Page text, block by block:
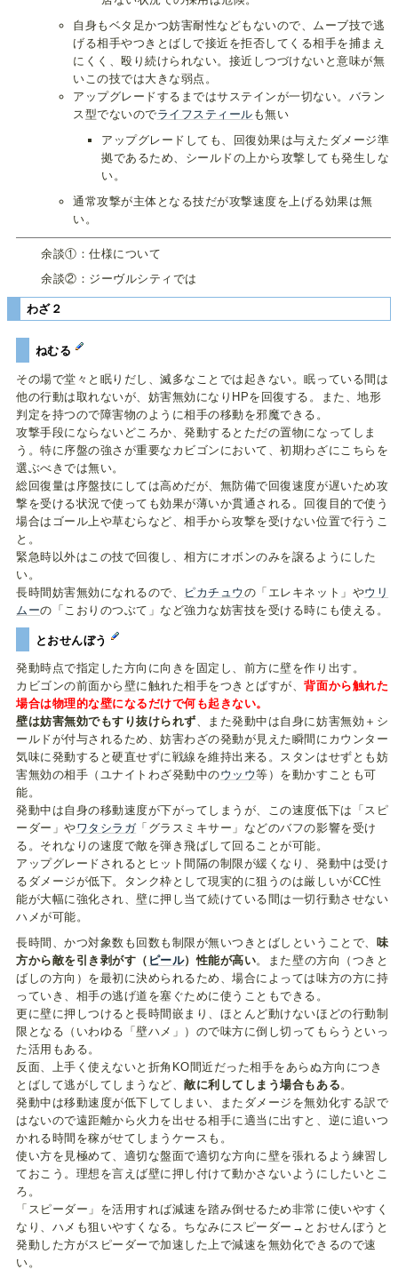
自身もベタ足かつ妨害耐性などもないので、ムーブ技で逃
げる相手やつきとばしで接近を拒否してくる相手を捕まえ
にくく、殴り続けられない。接近しつづけないと意味が無
いこの技では大きな弱点。
アップグレードするまではサステインが一切ない。バラン
ス型でないのでライフスティール も無い
アップグレードしても、回復効果は与えたダメージ準
拠であるため、シールドの上から攻撃しても発生しな
い。
通常攻撃が主体となる技だが攻撃速度を上げる効果は無
い。
余談①：仕様について
余談②：ジーヴルシティでは
わざ２
ねむる
その場で堂々と眠りだし、滅多なことでは起きない。眠っている間は
他の行動は取れないが、妨害無効になりHPを回復する。また、地形
判定を持つので障害物のように相手の移動を邪魔できる。
攻撃手段にならないどころか、発動するとただの置物になってしま
う。特に序盤の強さが重要なカビゴンにおいて、初期わざにこちらを
選ぶべきでは無い。
総回復量は序盤技にしては高めだが、無防備で回復速度が遅いため攻
撃を受ける状況で使っても効果が薄いか貫通される。回復目的で使う
場合はゴール上や草むらなど、相手から攻撃を受けない位置で行うこ
と。
緊急時以外はこの技で回復し、相方にオボンのみを譲るようにした
い。
長時間妨害無効になれるので、
ピカチュウ の「エレキネット」やウリ
ムーの「こおりのつぶて」など強力な妨害技を受ける時にも使える。
とおせんぼう
発動時点で指定した方向に向きを固定し、前方に壁を作り出す。
カビゴンの前面から壁に触れた相手をつきとばすが、背面から触れた
場合は物理的な壁になるだけで何も起きない。
壁は妨害無効でもすり抜けられず、また発動中は自身に妨害無効＋シ
ールドが付与されるため、妨害わざの発動が見えた瞬間にカウンター
気味に発動すると硬直せずに戦線を維持出来る。スタンはせずとも妨
害無効の相手（ユナイトわざ発動中のウッウ等）を動かすことも可
能。
発動中は自身の移動速度が下がってしまうが、この速度低下は「スピ
ーダー」やワタシラガ「グラスミキサー」などのバフの影響を受け
る。それなりの速度で敵を弾き飛ばして回ることが可能。
アップグレードされるとヒット間隔の制限が緩くなり、発動中は受け
るダメージが低下。タンク枠として現実的に狙うのは厳しいがCC性
能が大幅に強化され、壁に押し当て続けている間は一切行動させない
ハメが可能。
長時間、かつ対象数も回数も制限が無いつきとばしということで、 味
方から敵を引き剥がす（ ピール）性能が高い。また壁の方向（つきと
ばしの方向）を最初に決められるため、場合によっては味方の方に持
っていき、相手の逃げ道を塞ぐために使うこともできる。
更に壁に押しつけると長時間嵌まり、ほとんど動けないほどの行動制
限となる（いわゆる「壁ハメ」）ので味方に倒し切ってもらうといっ
た活用もある。
反面、上手く使えないと折角KO間近だった相手をあらぬ方向につき
とばして逃がしてしまうなど、敵に利してしまう場合もある。
発動中は移動速度が低下してしまい、またダメージを無効化する訳で
はないので遠距離から火力を出せる相手に適当に出すと、逆に追いつ
かれる時間を稼がせてしまうケースも。
使い方を見極めて、適切な盤面で適切な方向に壁を張れるよう練習し
ておこう。理想を言えば壁に押し付けて動かさないようにしたいとこ
ろ。
「スピーダー」を活用すれば減速を踏み倒せるため非常に使いやすく
なり、ハメも狙いやすくなる。ちなみにスピーダー→とおせんぼうと
発動した方がスピーダーで加速した上で減速を無効化できるので速
い。